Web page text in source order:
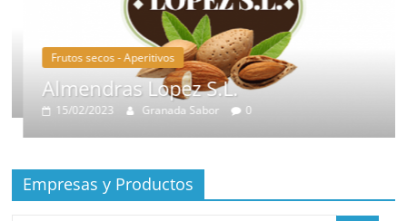
Frutos secos - Aperitivos
Almendras Lopez S.L.
15/02/2023 Granada Sabor 0
Empresas y Productos